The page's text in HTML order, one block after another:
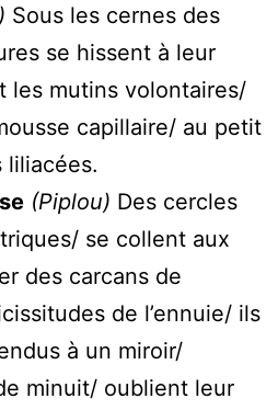
Sous les cernes des
se hissent à leur
les mutins volontaires/
capillaire/ au petit
liliacées.
(Piplou) Des cercles
se collent aux
des carcans de
de l’ennuie/ ils
à un miroir/
minuit/ oublient leur